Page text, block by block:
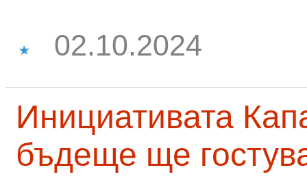
02.10.2024
Инициативата
бъдеще ще